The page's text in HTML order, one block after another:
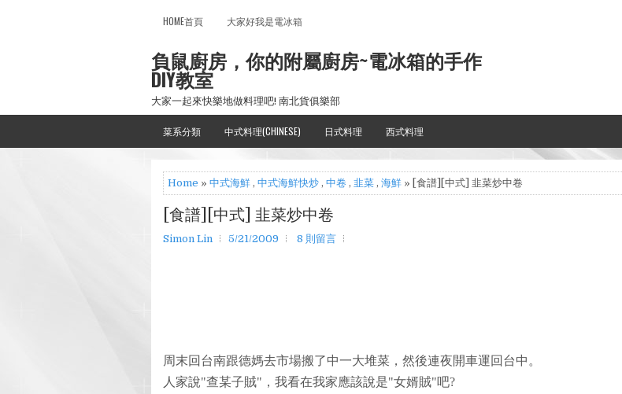
HOME首頁 大家好我是電冰箱
負鼠廚房，你的附屬廚房~電冰箱的手作
DIY教室
大家一起來快樂地做料理吧! 南北貨俱樂部
菜系分類 中式料理(CHINESE) 日式料理 西式料理
Home » 中式海鮮 , 中式海鮮快炒 , 中卷 , 韭菜 , 海鮮 » [食譜][中式] 韭菜炒中卷
[食譜][中式] 韭菜炒中卷
Simon Lin 5/21/2009 8 則留言
周末回台南跟德媽去市場搬了中一大堆菜，然後連夜開車運回台中。
人家說"查某子賊"，我看在我家應該說是"女婿賊"吧?